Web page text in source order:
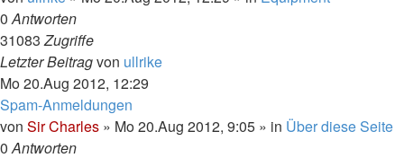
0Antworten
31083Zugriffe
Letzter Beitragvon ullrike
Mo 20.Aug 2012, 12:29
Spam-Anmeldungen
von Sir Charles » Mo 20.Aug 2012, 9:05 » in Über diese Seite
0Antworten